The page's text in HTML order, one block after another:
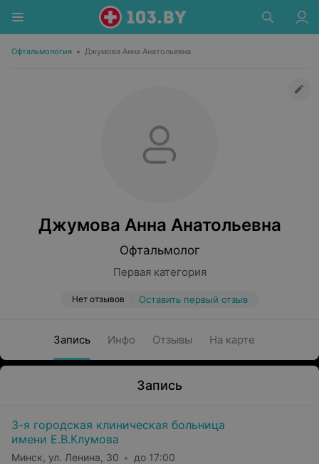
Офтальмология • Джумова Анна Анатольевна
Джумова Анна Анатольевна
Офтальмолог
Первая категория
Нет отзывов Оставить первый отзыв
Запись Инфо Отзывы На карте
Запись
3-я городская клиническая больница
имени Е.В.Клумова
Минск, ул. Ленина, 30 до 17:00